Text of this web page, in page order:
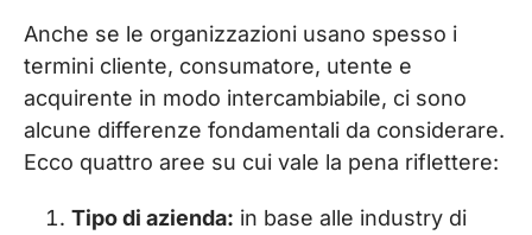
Anche se le organizzazioni usano spesso i
termini cliente, consumatore, utente e
acquirente in modo intercambiabile, ci sono
alcune differenze fondamentali da considerare.
Ecco quattro aree su cui vale la pena riflettere:
Tipo di azienda: in base alle industry di